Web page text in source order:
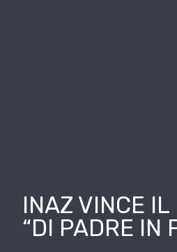
INAZ VINCE IL
“DI PADRE IN